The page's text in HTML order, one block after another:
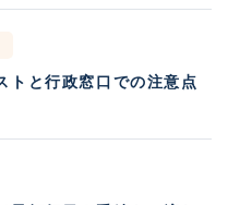
トと行政窓口での注意点